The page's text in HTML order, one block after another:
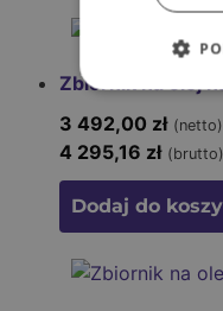
Zbiornik na olej
3 492,00 zł (netto)
4 295,16 zł (brutto)
Dodaj do